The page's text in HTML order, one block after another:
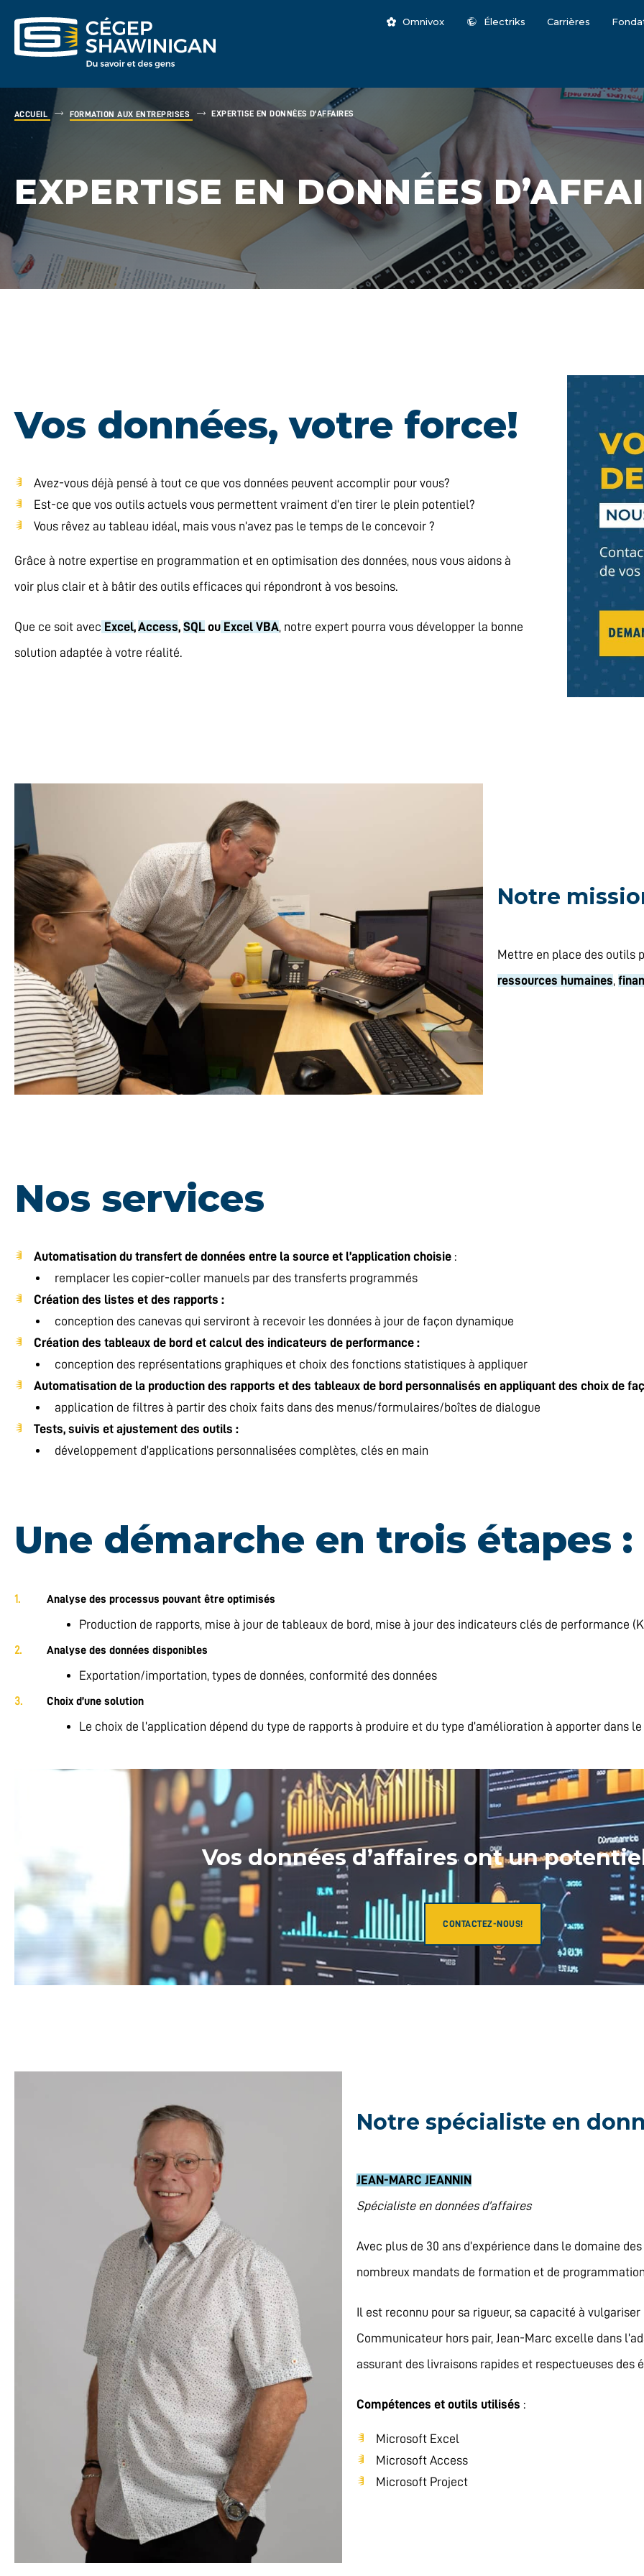
Omnivox Électriks Carrières
ACCUEIL FORMATION AUX ENTREPRISES EXPERTISE EN DONNÉES D'AFFAIRES
EXPERTISE EN DONNÉES
Vos données, votre force!
Avez-vous déjà pensé à tout ce que vos données peuvent accomplir pour vous?
Est-ce que vos outils actuels vous permettent vraiment d’en tirer le plein potentiel?
Vous rêvez au tableau idéal, mais vous n’avez pas le temps de le concevoir ?
Grâce à notre expertise en programmation et en optimisation des données, nous vous aidons à
voir plus clair et à bâtir des outils efficaces qui répondront à vos besoins.
Que ce soit avec Excel, Access, SQL ou Excel VBA , notre expert pourra vous développer la bonne
solution adaptée à votre réalité.
Notre
Mettre en place des outils
ressources humaines,
Nos services
Automatisation du transfert de données entre la source et l’application choisie :
remplacer les copier-coller manuels par des transferts programmés
Création des listes et des rapports :
conception des canevas qui serviront à recevoir les données à jour de façon dynamique
Création des tableaux de bord et calcul des indicateurs de performance :
conception des représentations graphiques et choix des fonctions statistiques à appliquer
Automatisation de la production des rapports et des tableaux de bord personnalisés en appliquant des choix de
application de filtres à partir des choix faits dans des menus/formulaires/boîtes de dialogue
Tests, suivis et ajustement des outils :
développement d’applications personnalisées complètes, clés en main
Une démarche en trois étapes :
Analyse des processus pouvant être optimisés
Production de rapports, mise à jour de tableaux de bord, mise à jour des indicateurs clés de performance
Analyse des données disponibles
Exportation/importation, types de données, conformité des données
Choix d’une solution
Le choix de l’application dépend du type de rapports à produire et du type d’amélioration à apporter dans le
Vos données d’affaires ont un
CONTACTEZ-NOUS!
Notre spécialiste en
JEAN-MARC JEANNIN
Spécialiste en données d’affaires
Avec plus de 30 ans d’expérience dans le domaine
nombreux mandats de formation et de
Il est reconnu pour sa rigueur, sa capacité à
Communicateur hors pair, Jean-Marc excelle dans
assurant des livraisons rapides et respectueuses des
Compétences et outils utilisés :
Microsoft Excel
Microsoft Access
Microsoft Project